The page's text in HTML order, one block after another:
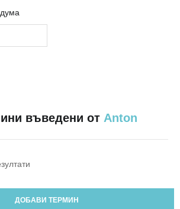
въведени от Anton
ДОБАВИ ТЕРМИН